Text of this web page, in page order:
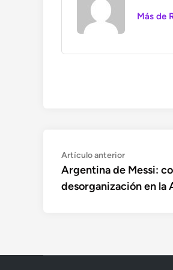
Más de
Navegación
de
entradas
Artículo anteriorArtículo
anterior:
Argentina de Messi:
desorganización en la